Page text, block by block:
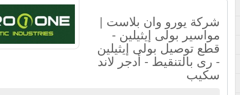
شركة يورو وان بلاست |
مواسير بولى إيثيلين -
قطع توصيل بولى إيثيلين
- رى بالتنقيط - أدجر لاند
سكيب